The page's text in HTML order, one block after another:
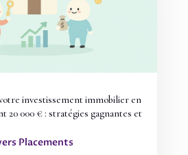
investissement immobilier en
20 000 € : stratégies gagnantes et
Placements